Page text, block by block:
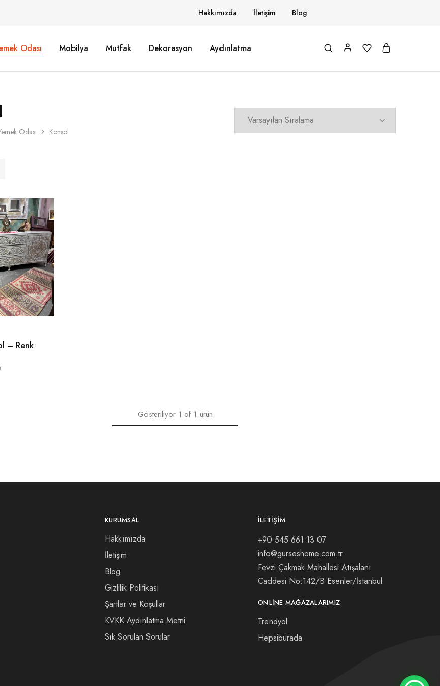
Hakkımızda İletişim Blog
Odası Mobilya Mutfak Dekorasyon Aydınlatma
Odası Konsol
– Renk
Gösteriliyor 1of 1ürün
KURUMSAL
Hakkımızda
İletişim
Blog
Gizlilik Politikası
Şartlar ve Koşullar
KVKK Aydınlatma Metni
Sık Sorulan Sorular
İLETIŞIM
+90 545 661 13 07
info@gurseshome.com.tr
Fevzi Çakmak Mahallesi Atışalanı
Caddesi No:142/B Esenler/İstanbul
ONLINE MAĞAZALARIMIZ
Trendyol
Hepsiburada